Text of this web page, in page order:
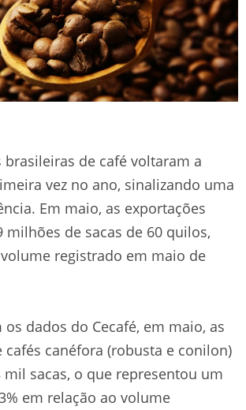
brasileiras de café voltaram a
vez no ano, sinalizando uma
Em maio, as exportações
milhões de sacas de 60 quilos,
registrado em maio de
dados do Cecafé, em maio, as
cafés canéfora (robusta e conilon)
mil sacas, o que representou um
em relação ao volume